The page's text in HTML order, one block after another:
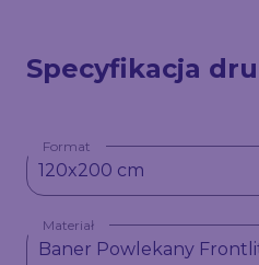
Specyfikacja
Format
120x200 cm
Materiał
Baner Powlekany